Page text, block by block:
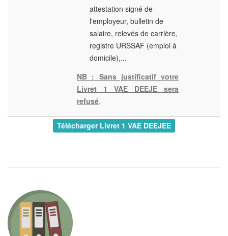
attestation signé de
l'employeur, bulletin de
salaire, relevés de carrière,
registre URSSAF (emploi à
domicile),...
NB : Sans justificatif votre
Livret 1 VAE DEEJE sera
refusé.
Télécharger Livret 1 VAE DEEJEE